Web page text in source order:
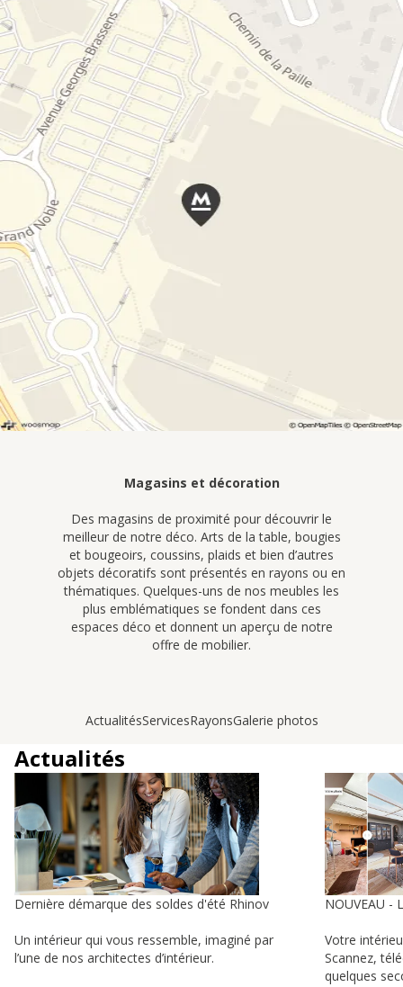
Magasins et décoration
Des magasins de proximité pour découvrir le
meilleur de notre déco. Arts de la table, bougies
et bougeoirs, coussins, plaids et bien d’autres
objets décoratifs sont présentés en rayons ou en
thématiques. Quelques-uns de nos meubles les
plus emblématiques se fondent dans ces
espaces déco et donnent un aperçu de notre
offre de mobilier.
ActualitésServicesRayonsGalerie photos
Actualités
Dernière démarque des soldes d'été Rhinov
Un intérieur qui vous ressemble, imaginé par
l’une de nos architectes d’intérieur.
NOUVEAU -
Votre
Scannez,
quelques